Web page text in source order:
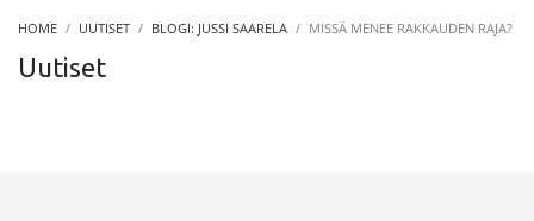
HOME UUTISET BLOGI: JUSSI SAARELA MISSÄ MENEE RAKKAUDEN RAJA?
Uutiset